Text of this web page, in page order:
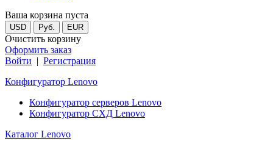
Ваша корзина пуста
USD Руб. EUR
Очистить корзину
Оформить заказ
Войти | Регистрация
Конфигуратор Lenovo
Конфигуратор серверов Lenovo
Конфигуратор СХД Lenovo
Каталог Lenovo